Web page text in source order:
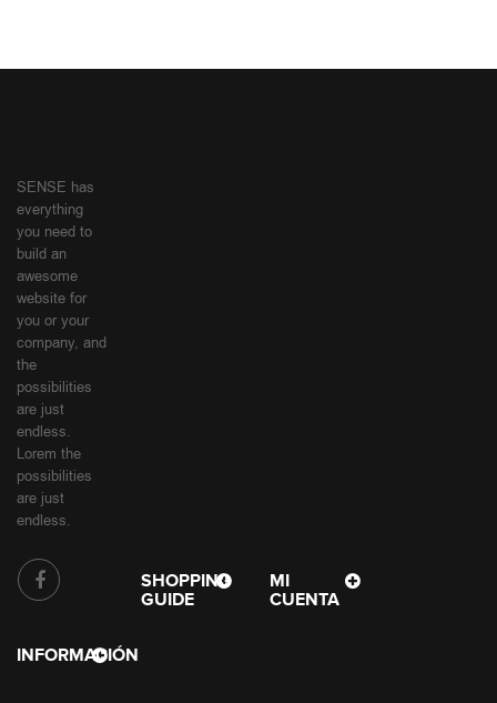
SENSE has
everything
you need to
build an
awesome
website for
you or your
company, and
the
possibilities
are just
Lorem the
possibilities
are just